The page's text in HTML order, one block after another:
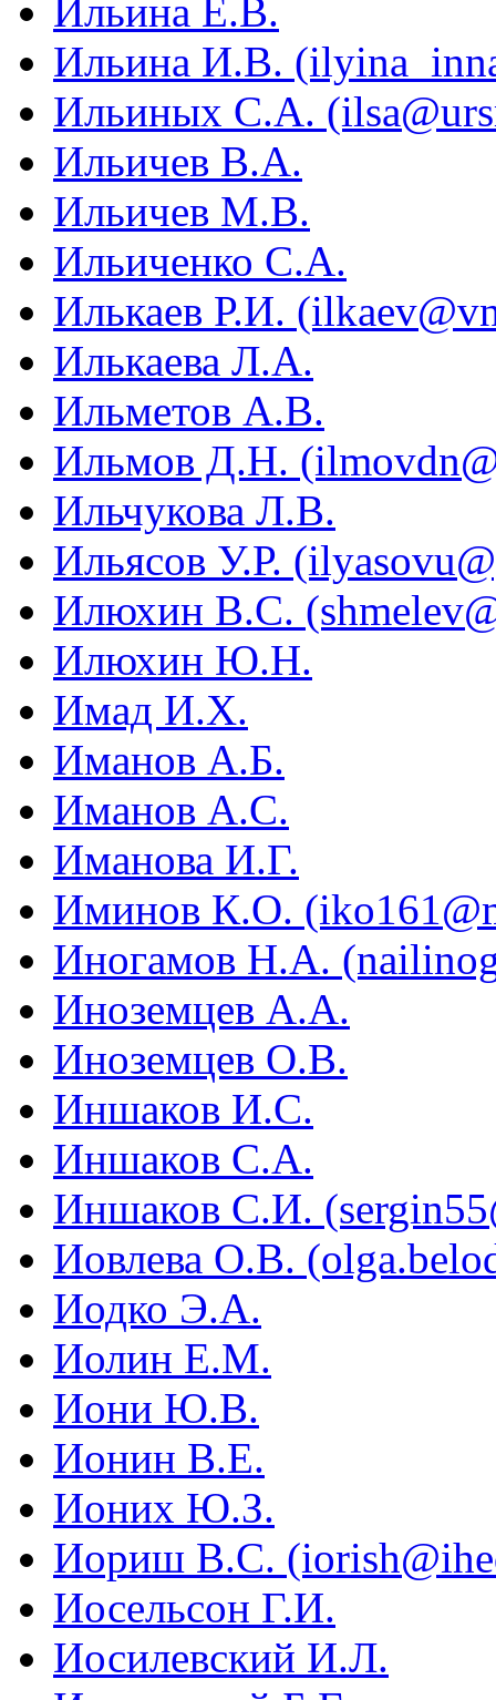
Ильина Е.В.
Ильина И.В.
Ильиных С.А.
Ильичев В.А.
Ильичев М.В.
Ильиченко С.А.
Илькаев Р.И.
Илькаева Л.А.
Ильметов А.В.
Ильмов Д.Н.
Ильчукова Л.В.
Ильясов У.Р.
Илюхин В.С.
Илюхин Ю.Н.
Имад И.X.
Иманов А.Б.
Иманов А.С.
Иманова И.Г.
Иминов К.О.
Иногамов Н.А.
Иноземцев А.А.
Иноземцев О.В.
Иншаков И.С.
Иншаков С.А.
Иншаков С.И.
Иовлева О.В.
Иодко Э.А.
Иолин Е.М.
Иони Ю.В.
Ионин В.Е.
Ионих Ю.З.
Иориш В.С.
Иосельсон Г.И.
Иосилевский И.Л.